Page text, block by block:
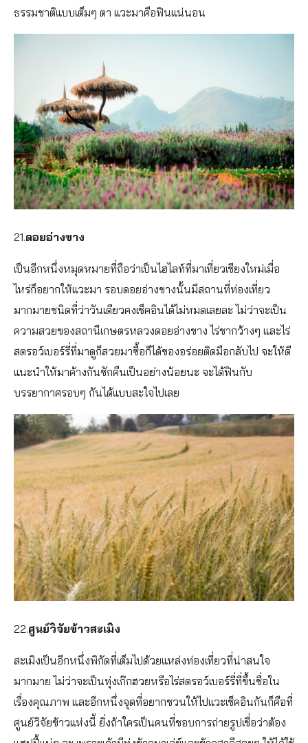
ธรรมชาติแบบเต็มๆ ตา แวะมาคือฟินแน่นอน
21.ดอยอ่างขาง
เป็นอีกหนึ่งหมุดหมายที่ถือว่าเป็นไฮไลท์ที่มาเที่ยวเชียงใหม่เมื่อ
ไหร่ก็อยากให้แวะมา รอบดอยอ่างขางนั้นมีสถานที่ท่องเที่ยว
มากมายชนิดที่ว่าวันเดียวคงเช็คอินได้ไม่หมดเลยละ ไม่ว่าจะเป็น
ความสวยของสถานีเกษตรหลวงดอยอ่างขาง ไร่ชากว้างๆ และไร่
สตรอว์เบอร์รี่ที่มาดูก็สวยมาซื้อก็ได้ของอร่อยติดมือกลับไป จะให้ดี
แนะนำให้มาค้างกันซักคืนเป็นอย่างน้อยนะ จะได้ฟินกับ
บรรยากาศรอบๆ กันได้แบบสะใจไปเลย
22.ศูนย์วิจัยข้าวสะเมิง
สะเมิงเป็นอีกหนึ่งพิกัดที่เต็มไปด้วยแหล่งท่องเที่ยวที่น่าสนใจ
มากมาย ไม่ว่าจะเป็นทุ่งเก๊กฮวยหรือไร่สตรอว์เบอร์รี่ที่ขึ้นชื่อใน
เรื่องคุณภาพ และอีกหนึ่งจุดที่อยากชวนให้ไปแวะเช็คอินกันก็คือที่
ศูนย์วิจัยข้าวแห่งนี้ ยิ่งถ้าใครเป็นคนที่ชอบการถ่ายรูปเชื่อว่าต้อง